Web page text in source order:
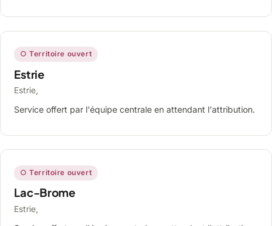
○ Territoire ouvert
Estrie
Estrie,
Service offert par l'équipe centrale en attendant l'attribution.
○ Territoire ouvert
Lac-Brome
Estrie,